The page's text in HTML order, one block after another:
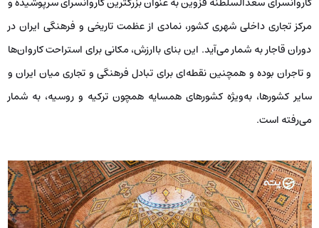
مرکز تجاری داخلی شهری کشور، نمادی از عظمت تاریخی و فرهنگی ایران در
دوران قاجار به شمار می‌آید. این بنای باارزش، مکانی برای استراحت کاروان‌ها
و تاجران بوده و همچنین نقطه‌ای برای تبادل فرهنگی و تجاری میان ایران و
سایر کشورها، به‌ویژه کشورهای همسایه همچون ترکیه و روسیه، به شمار
می‌رفته است.